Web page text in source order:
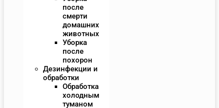
после
смерти
домашних
животных
Уборка
после
похорон
Дезинфекции и
обработки
Обработка
холодным
туманом